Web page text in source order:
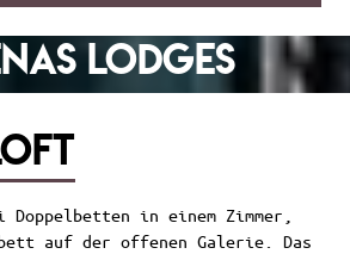
Lodges
Doppelbetten in einem Zimmer,
auf der offenen Galerie. Das